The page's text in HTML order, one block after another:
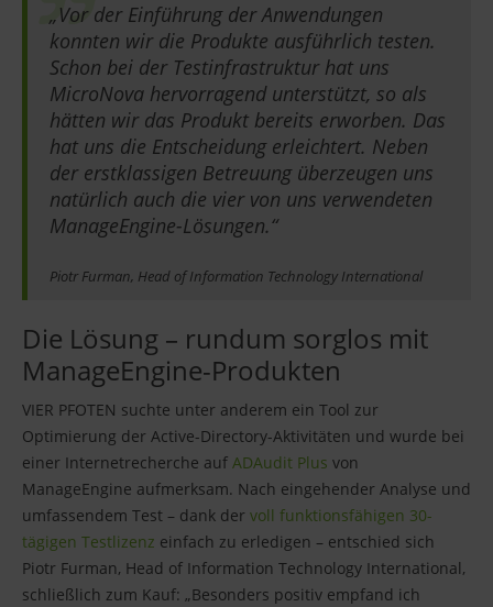
„Vor der Einführung der Anwendungen
konnten wir die Produkte ausführlich testen.
Schon bei der Testinfrastruktur hat uns
MicroNova hervorragend unterstützt, so als
hätten wir das Produkt bereits erworben. Das
hat uns die Entscheidung erleichtert. Neben
der erstklassigen Betreuung überzeugen uns
natürlich auch die vier von uns verwendeten
ManageEngine-Lösungen.“
Piotr Furman, Head of Information Technology International
Die Lösung – rundum sorglos mit
ManageEngine-Produkten
VIER PFOTEN suchte unter anderem ein Tool zur
Optimierung der Active-Directory-Aktivitäten und wurde bei
einer Internetrecherche auf ADAudit Plus von
ManageEngine aufmerksam. Nach eingehender Analyse und
umfassendem Test – dank der voll funktionsfähigen 30-
tägigen Testlizenz einfach zu erledigen – entschied sich
Piotr Furman, Head of Information Technology International,
schließlich zum Kauf: „Besonders positiv empfand ich